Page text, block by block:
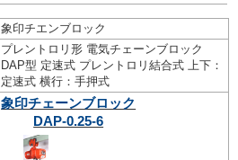
象印チエンブロック
プレントロリ形 電気チェーンブロック
DAP型 定速式 プレントロリ結合式 上下：
定速式 横行：手押式
象印チェーンブロック
DAP-0.25-6